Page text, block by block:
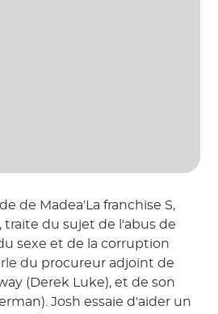
de Madea'La franchise S,
traite du sujet de l'abus de
sexe et de la corruption
du procureur adjoint de
(Derek Luke), et de son
Josh essaie d'aider un